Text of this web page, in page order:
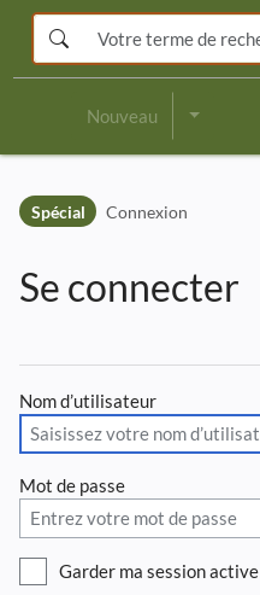
Sauter à la navigation principale
Sauter aux outils de la page
Nouveau
Spécial Connexion
Se connecter
Nom d’utilisateur
Mot de passe
Garder ma session active